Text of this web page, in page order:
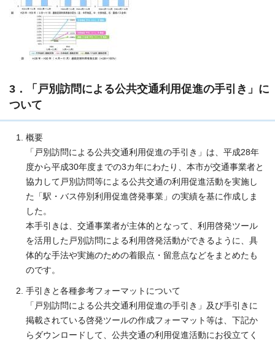
3．「戸別訪問による公共交通利用促進の手引き」に
ついて
概要
「戸別訪問による公共交通利用促進の手引き」は、平成28年
度から平成30年度までの3カ年にわたり、本市が交通事業者と
協力して戸別訪問等による公共交通の利用促進活動を実施し
た「駅・バス停別利用促進啓発事業」の実績を基に作成しま
した。
本手引きは、交通事業者が主体的となって、利用啓発ツール
を活用した戸別訪問による利用啓発活動ができるように、具
体的な手法や実施のための着眼点・留意点などをまとめたも
のです。
手引きと各種参考フォーマットについて
「戸別訪問による公共交通利用促進の手引き」及び手引きに
掲載されている啓発ツールの作成フォーマット等は、下記か
らダウンロードして、公共交通の利用促進活動にお役立てく